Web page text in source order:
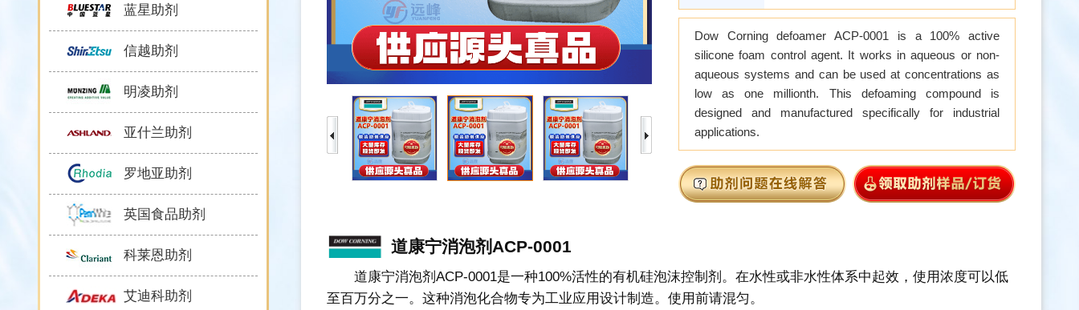
蓝星助剂
信越助剂
明凌助剂
亚什兰助剂
罗地亚助剂
英国食品助剂
科莱恩助剂
艾迪科助剂
Dow Corning defoamer ACP-0001 is a 100% active
silicone foam control agent. It works in aqueous or non-
aqueous systems and can be used at concentrations as
low as one millionth. This defoaming compound is
designed and manufactured specifically for industrial
applications.
道康宁消泡剂ACP-0001
道康宁消泡剂ACP-0001是一种100%活性的有机硅泡沫控制剂。在水性或非水性体系中起效，使用浓度可以低
至百万分之一。这种消泡化合物专为工业应用设计制造。使用前请混匀。